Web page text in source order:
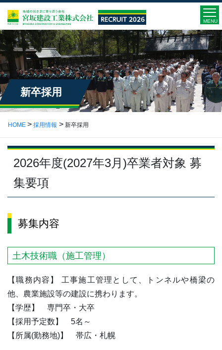
MENU
新卒採用
HOME 採用情報 新卒採用
2026年度(2027年3月)卒業者対象 募
集要項
募集内容
土木技術職（施工管理）
【職務内容】 工事施工管理として、トンネルや橋梁の
他、農業施設等の建設に携わります。
【学歴】 専門卒・大卒
【採用予定数】 5名～
【所属(勤務地)】 帯広・札幌